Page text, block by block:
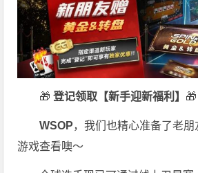
🎁 登记领取【新手迎新福利】 🎁
WSOP，我们也精心准备了老
游戏查看噢～